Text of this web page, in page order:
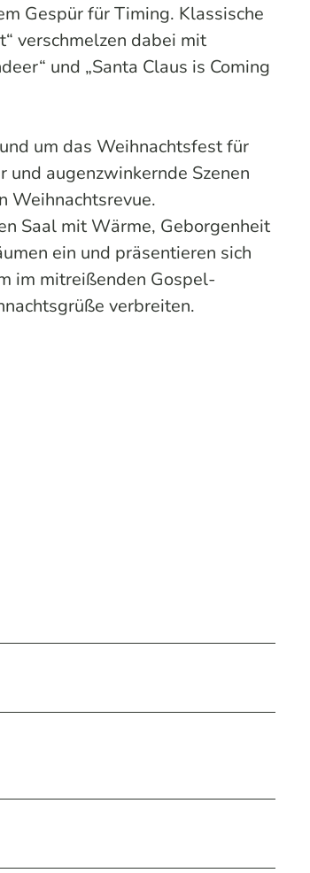
Gespür für Timing. Klassische
verschmelzen dabei mit
und „Santa Claus is Coming
um das Weihnachtsfest für
und augenzwinkernde Szenen
Weihnachtsrevue.
Saal mit Wärme, Geborgenheit
ein und präsentieren sich
im mitreißenden Gospel-
verbreiten.